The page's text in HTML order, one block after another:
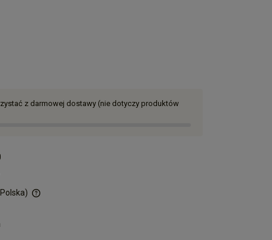
z darmowej dostawy (nie dotyczy produktów